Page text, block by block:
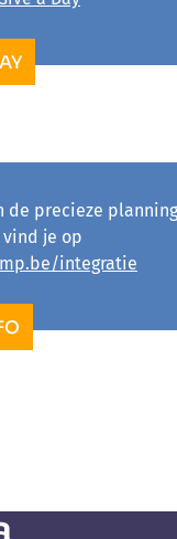
de precieze
je op
integratie